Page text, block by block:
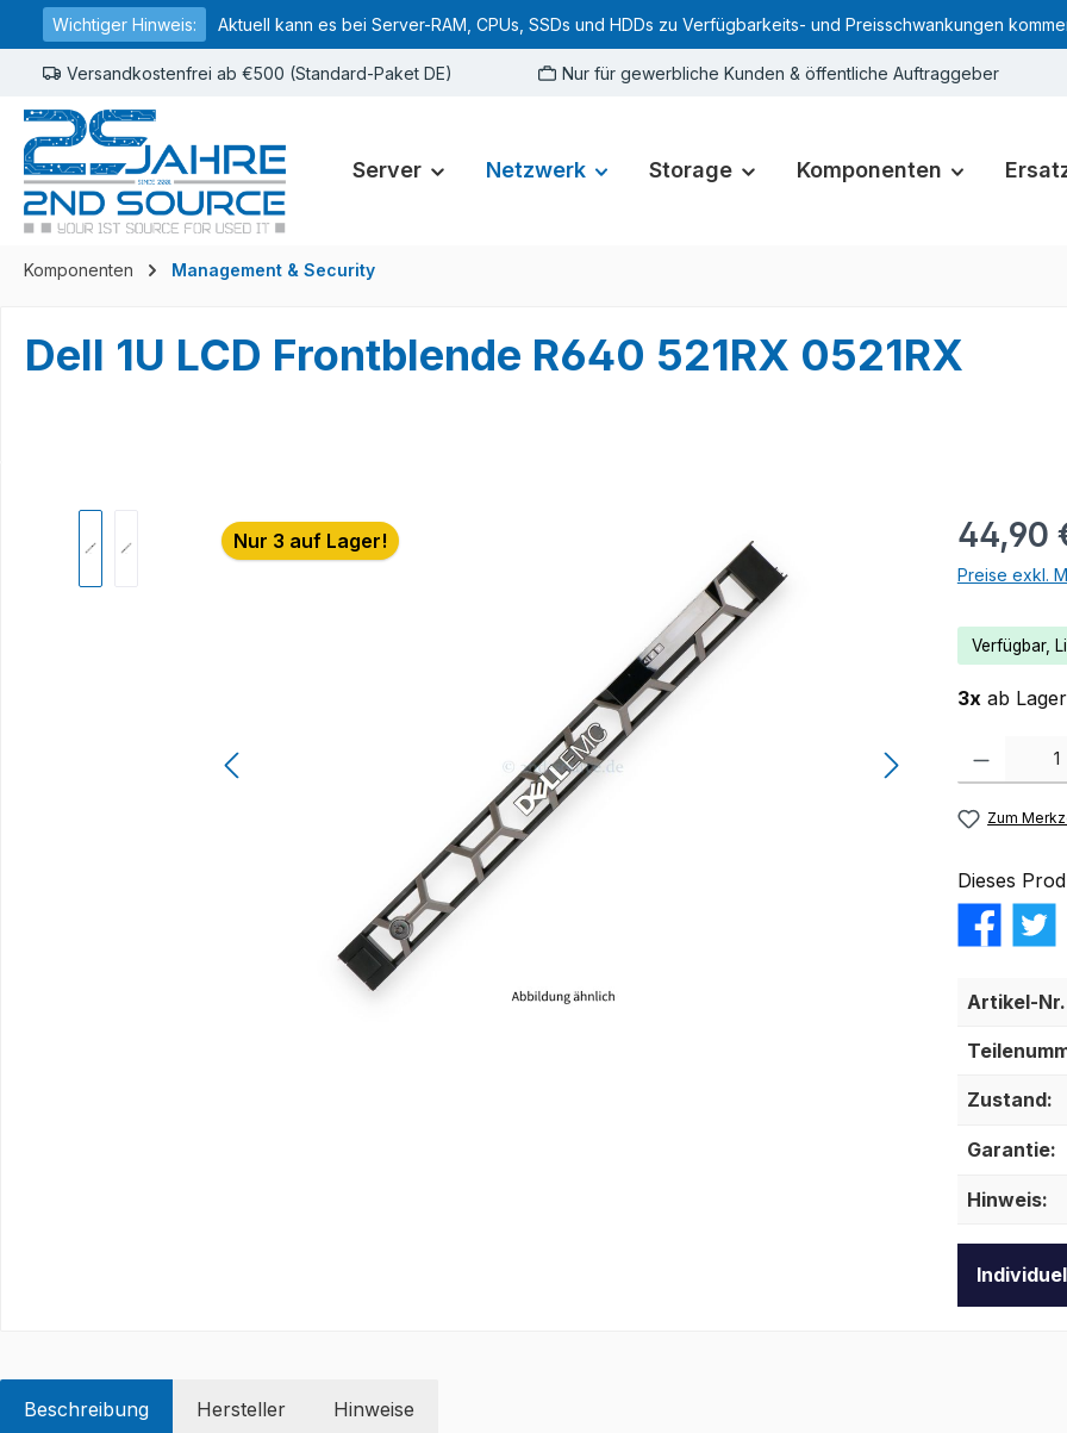
Zur Hauptnavigation springen
Wichtiger Hinweis: Aktuell kann es bei Server-RAM, CPUs, SSDs und HDDs zu Verfügbarkeits- und Preisschwankungen
Versandkostenfrei ab €500 (Standard-Paket DE) Nur für gewerbliche Kunden & öffentliche Auftraggeber
Server Netzwerk Storage Komponenten
Komponenten Management & Security
Dell 1U LCD Frontblende R640 521RX 0521RX
Bildergalerie überspringen
Nur 3 auf Lager! 44,90
Preise exkl.
Verfügbar,
3x ab
Zum
Dieses
Artikel-
Zustand:
Garantie:
Hinweis:
Beschreibung Hersteller Hinweise